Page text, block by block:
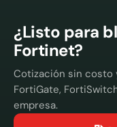
¿Listo para
Fortinet?
Cotización sin costo
FortiGate,
empresa.